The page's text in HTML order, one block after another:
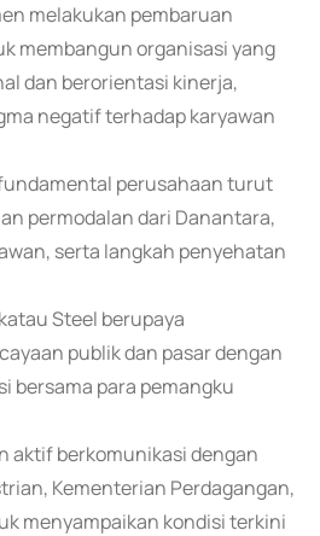
melakukan pembaruan
membangun organisasi yang
dan berorientasi kinerja,
negatif terhadap karyawan
perusahaan turut
permodalan dari Danantara,
serta langkah penyehatan
Steel berupaya
publik dan pasar dengan
bersama para pemangku
aktif berkomunikasi dengan
Kementerian Perdagangan,
menyampaikan kondisi terkini